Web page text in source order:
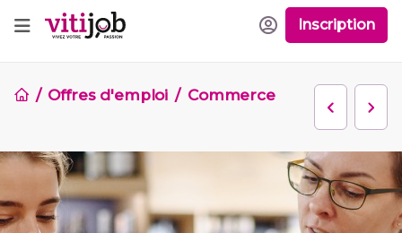
Inscription
Offres d'emploi Commerce